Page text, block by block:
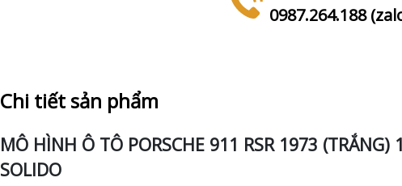
0987.264.188
Chi tiết sản phẩm
MÔ HÌNH Ô TÔ PORSCHE 911 RSR 1973 (TRẮNG)
SOLIDO